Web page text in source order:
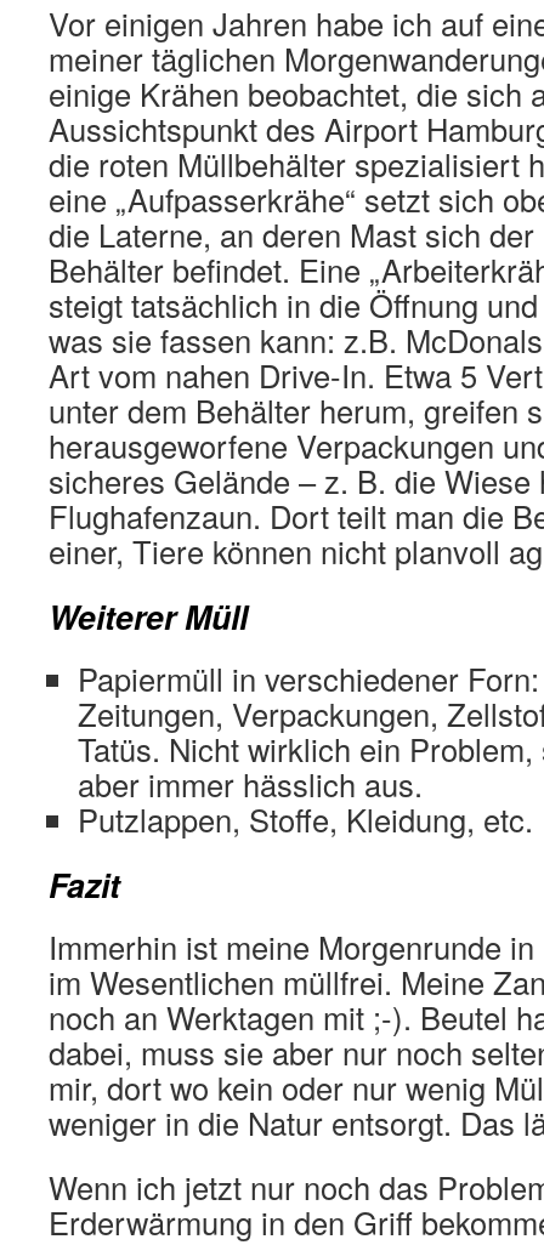
Vor einigen Jahren habe ich auf
meiner täglichen
einige Krähen beobachtet, die sich
Aussichtspunkt des Airport
die roten Müllbehälter spezialisiert
eine „Aufpasserkrähe“ setzt sich
die Laterne, an deren Mast sich der
Behälter befindet. Eine
steigt tatsächlich in die Öffnung
was sie fassen kann: z.B.
Art vom nahen Drive-In. Etwa 5
unter dem Behälter herum, greifen
herausgeworfene Verpackungen
sicheres Gelände – z. B. die Wiese
Flughafenzaun. Dort teilt man die
einer, Tiere können nicht planvoll
Weiterer Müll
Papiermüll in verschiedener Forn:
Zeitungen, Verpackungen,
Tatüs. Nicht wirklich ein Problem,
aber immer hässlich aus.
Putzlappen, Stoffe, Kleidung, etc.
Fazit
Immerhin ist meine Morgenrunde
im Wesentlichen müllfrei. Meine
noch an Werktagen mit ;-). Beutel
dabei, muss sie aber nur noch
mir, dort wo kein oder nur wenig
weniger in die Natur entsorgt. Das
Wenn ich jetzt nur noch das
Erderwärmung in den Griff